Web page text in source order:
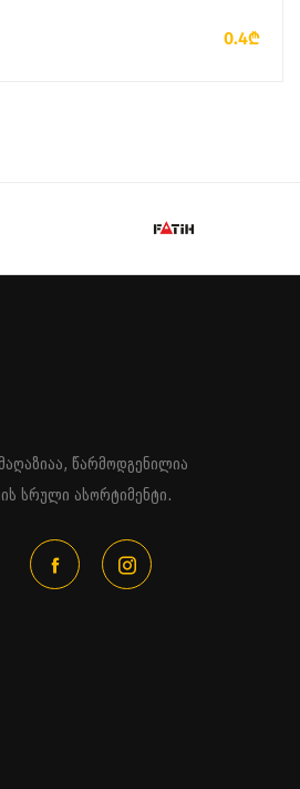
0.4₾
წარმოდგენილია
სრული ასორტიმენტი.